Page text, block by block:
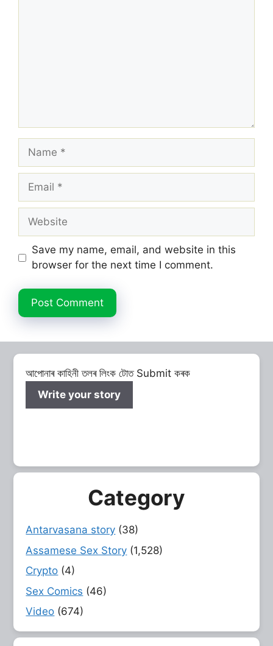
Name
Email
Website
Save my name, email, and website in this
browser for the next time I comment.
আপোনাৰ কাহিনী তলৰ লিংক টোত Submit কৰক
Write your story
Category
Antarvasana story (38)
Assamese Sex Story (1,528)
Crypto (4)
Sex Comics (46)
Video (674)